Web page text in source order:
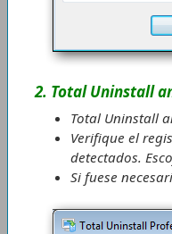
2. Total Uninstall
Total Uninstall
Verifique el
detectados.
Si fuese